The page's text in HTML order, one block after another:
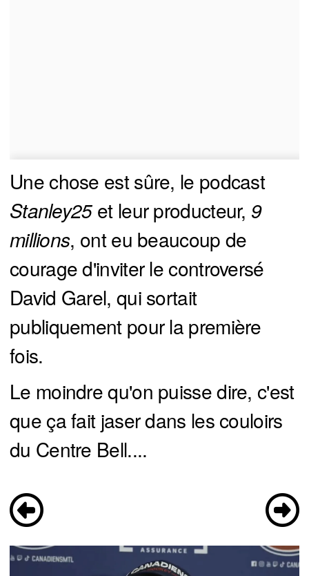
Une chose est sûre, le podcast
Stanley25et leur producteur, 9
millions, ont eu beaucoup de
courage d'inviter le controversé
David Garel, qui sortait
publiquement pour la première
fois.
Le moindre qu'on puisse dire, c'est
que ça fait jaser dans les couloirs
du Centre Bell....